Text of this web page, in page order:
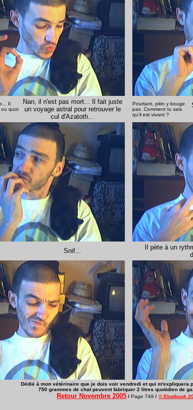
Il
ou quoi
Nan, il n'est pas mort... Il fait juste
un voyage astral pour retrouver le
cul d'Azatoth...
Pourtant, pitin y bouge
pas. Comment tu sais
qu'il est vivant ?
Snif...
Il pète à un
Dédié à mon vétérinaire que je dois voir vendredi et qui m'expliquera
750 grammes de chat peuvent fabriquer 2 litres quotidien de
Retour Novembre 2005 / Page 749 / © Ebatbuok